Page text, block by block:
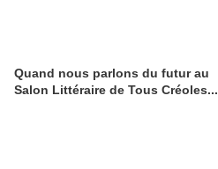
Quand nous parlons du futur au
Salon Littéraire de Tous Créoles...